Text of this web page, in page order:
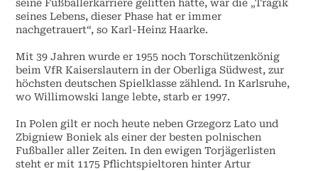
seine Fußballerkarriere gelitten hatte, war die „Tragik
seines Lebens, dieser Phase hat er immer
nachgetrauert“, so Karl-Heinz Haarke.
Mit 39 Jahren wurde er 1955 noch Torschützenkönig
beim VfR Kaiserslautern in der Oberliga Südwest, zur
höchsten deutschen Spielklasse zählend. In Karlsruhe,
wo Willimowski lange lebte, starb er 1997.
In Polen gilt er noch heute neben Grzegorz Lato und
Zbigniew Boniek als einer der besten polnischen
Fußballer aller Zeiten. In den ewigen Torjägerlisten
steht er mit 1175 Pflichtspieltoren hinter Artur